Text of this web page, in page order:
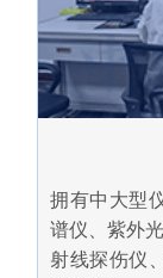
拥有中大型
谱仪、紫外
射线探伤仪